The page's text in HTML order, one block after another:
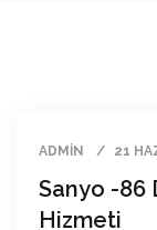
ADMIN 21
Sanyo -86
Hizmeti